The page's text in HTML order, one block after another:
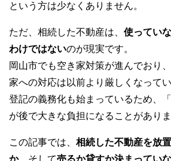
という方は少なくありません。
ただ、相続した不動産は、 使ってい
わけではないのが現実です。
岡山市でも空き家対策が進んでおり
家への対応は以前より厳しくなって
登記の義務化も始まっているため、
が後で大きな負担になることがありま
この記事では、 相続した不動産を放